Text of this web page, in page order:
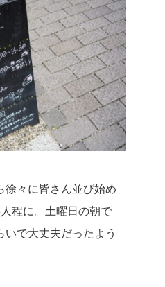
徐々に皆さん並び始め
程に。 土曜日の朝で
いで大丈夫だったよう